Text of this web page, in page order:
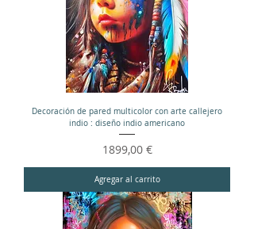
Decoración de pared multicolor con arte callejero
indio : diseño indio americano
Precio
1899,00 €
Agregar al carrito